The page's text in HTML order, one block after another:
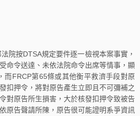
院按DTSA規定要件逐一檢視本案事實，
命令送達、未依法院命令出席等情事，顯
而FRCP第65條或其他衡平救濟手段對原
扣押令，將對原告產生立即且不可彌補之
對原告所生損害，大於核發扣押令致被告
原告聲請所陳，原告很可能證明系爭資訊